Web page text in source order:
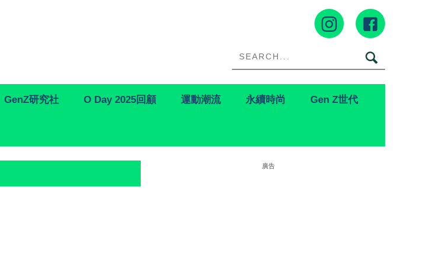
GenZ研究社 O Day 2025回顧 運動潮流 永續時尚 Gen Z世代
廣告